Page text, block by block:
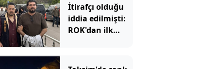
İtirafçı olduğu
iddia edilmişti:
ROK'dan ilk